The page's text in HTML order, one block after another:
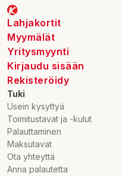
Lahjakortit
Myymälät
Yritysmyynti
Kirjaudu sisään
Rekisteröidy
Tuki
Usein kysyttyä
Toimitustavat ja -kulut
Palauttaminen
Maksutavat
Ota yhteyttä
Anna palautetta